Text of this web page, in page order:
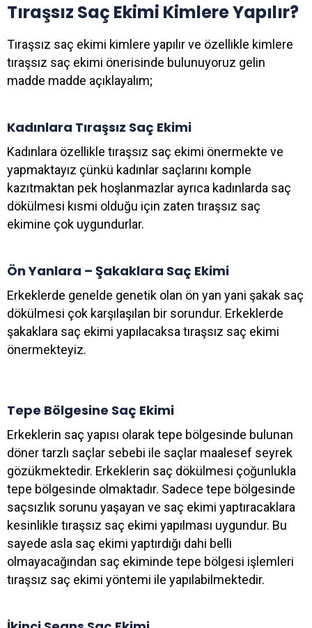
Tıraşsız Saç Ekimi Kimlere Yapılır?
Tıraşsız saç ekimi kimlere yapılır ve özellikle kimlere
tıraşsız saç ekimi önerisinde bulunuyoruz gelin
madde madde açıklayalım;
Kadınlara Tıraşsız Saç Ekimi
Kadınlara özellikle tıraşsız saç ekimi önermekte ve
yapmaktayız çünkü kadınlar saçlarını komple
kazıtmaktan pek hoşlanmazlar ayrıca kadınlarda saç
dökülmesi kısmi olduğu için zaten tıraşsız saç
ekimine çok uygundurlar.
Ön Yanlara – Şakaklara Saç Ekimi
Erkeklerde genelde genetik olan ön yan yani şakak saç
dökülmesi çok karşılaşılan bir sorundur. Erkeklerde
şakaklara saç ekimi yapılacaksa tıraşsız saç ekimi
önermekteyiz.
Tepe Bölgesine Saç Ekimi
Erkeklerin saç yapısı olarak tepe bölgesinde bulunan
döner tarzlı saçlar sebebi ile saçlar maalesef seyrek
gözükmektedir. Erkeklerin saç dökülmesi çoğunlukla
tepe bölgesinde olmaktadır. Sadece tepe bölgesinde
saçsızlık sorunu yaşayan ve saç ekimi yaptıracaklara
kesinlikle tıraşsız saç ekimi yapılması uygundur. Bu
sayede asla saç ekimi yaptırdığı dahi belli
olmayacağından saç ekiminde tepe bölgesi işlemleri
tıraşsız saç ekimi yöntemi ile yapılabilmektedir.